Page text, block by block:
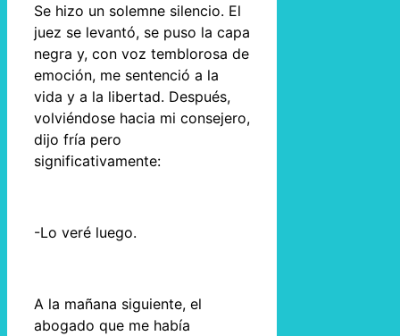
Se hizo un solemne silencio. El
juez se levantó, se puso la capa
negra y, con voz temblorosa de
emoción, me sentenció a la
vida y a la libertad. Después,
volviéndose hacia mi consejero,
dijo fría pero
significativamente:
-Lo veré luego.
A la mañana siguiente, el
abogado que me había